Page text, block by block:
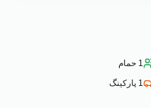
1 حمام
1 پارکینگ